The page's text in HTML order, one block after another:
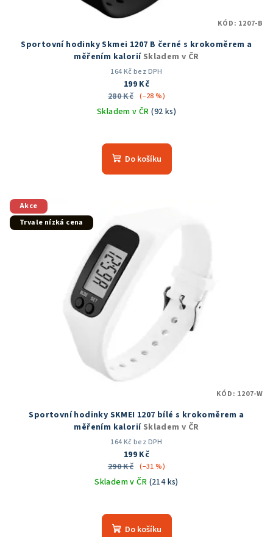
Sportovní hodinky Skmei 1207 B černé s krokoměrem a
měřením kalorií Skladem v ČR
164 Kč bez DPH
199 Kč
280 Kč (–28 %)
Skladem v ČR(92 ks)
hodnocení
produktu
Do košíku
KÓD: 1207-B
Akce
Trvale nízká cena
Sportovní hodinky SKMEI 1207 bílé s krokoměrem a
měřením kalorií Skladem v ČR
164 Kč bez DPH
199 Kč
290 Kč (–31 %)
Skladem v ČR (214 ks)
hodnocení
produktu
Do košíku
KÓD: 1207-W